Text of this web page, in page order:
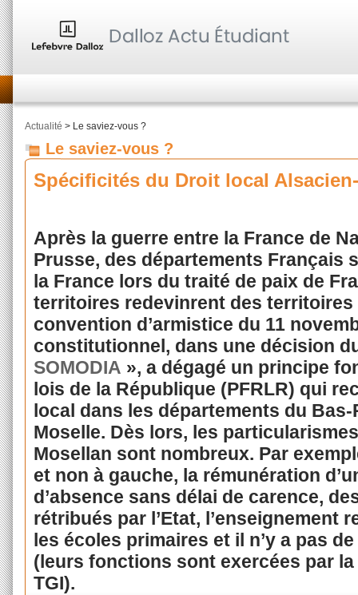
Actualité > Le saviez-vous ?
Le saviez-vous ?
Spécificités du Droit local
Après la guerre entre la France de
Prusse, des départements Français
la France lors du traité de paix de
territoires redevinrent des territoires
convention d’armistice du 11
constitutionnel, dans une décision
SOMODIA », a dégagé un principe
lois de la République (PFRLR) qui
local dans les départements du
Moselle. Dès lors, les
Mosellan sont nombreux. Par
et non à gauche, la rémunération
d’absence sans délai de carence,
rétribués par l’Etat, l’enseignement
les écoles primaires et il n’y a pas
(leurs fonctions sont exercées par
TGI).